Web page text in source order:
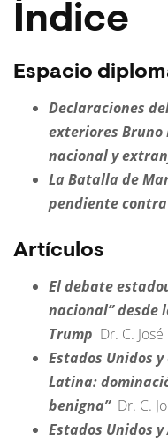
Índice
Espacio
Declaraciones
exteriores Bruno
nacional y
La Batalla de
pendiente contra
Artículos
El debate
nacional” desde
Trump Dr. C.
Estados Unidos
Latina:
benigna”Dr. C.
Estados Unidos